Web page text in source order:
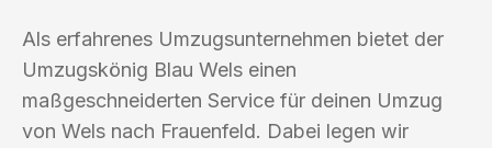
Als erfahrenes Umzugsunternehmen bietet der
Umzugskönig Blau Wels einen
maßgeschneiderten Service für deinen Umzug
von Wels nach Frauenfeld. Dabei legen wir